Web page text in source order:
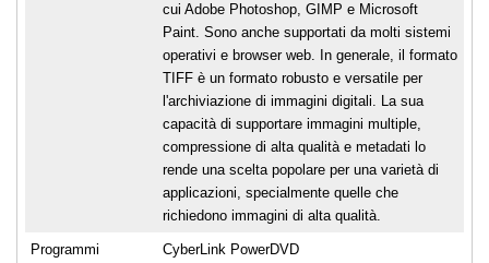
cui Adobe Photoshop, GIMP e Microsoft
Paint. Sono anche supportati da molti sistemi
operativi e browser web. In generale, il formato
TIFF è un formato robusto e versatile per
l'archiviazione di immagini digitali. La sua
capacità di supportare immagini multiple,
compressione di alta qualità e metadati lo
rende una scelta popolare per una varietà di
applicazioni, specialmente quelle che
richiedono immagini di alta qualità.
Programmi
CyberLink PowerDVD